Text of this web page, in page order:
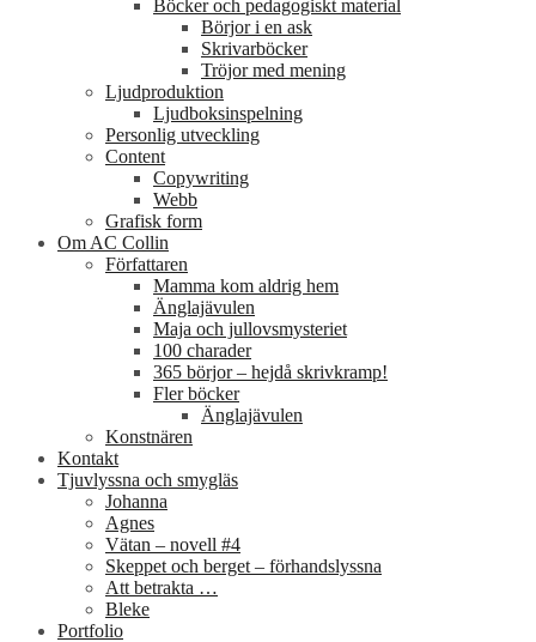
Böcker och pedagogiskt material
Börjor i en ask
Skrivarböcker
Tröjor med mening
Ljudproduktion
Ljudboksinspelning
Personlig utveckling
Content
Copywriting
Webb
Grafisk form
Om AC Collin
Författaren
Mamma kom aldrig hem
Änglajävulen
Maja och jullovsmysteriet
100 charader
365 börjor – hejdå skrivkramp!
Fler böcker
Änglajävulen
Konstnären
Kontakt
Tjuvlyssna och smygläs
Johanna
Agnes
Vätan – novell #4
Skeppet och berget – förhandslyssna
Att betrakta …
Bleke
Portfolio